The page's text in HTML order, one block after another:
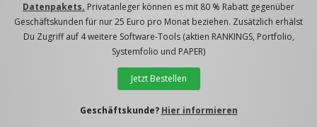
Datenpakets. Privatanleger können es mit 80 % Rabatt gegenüber
Geschäftskunden für nur 25 Euro pro Monat beziehen. Zusätzlich erhälst
Du Zugriff auf 4 weitere Software-Tools (aktien RANKINGS, Portfolio,
Systemfolio und PAPER)
Jetzt Bestellen
Geschäftskunde? Hier informieren